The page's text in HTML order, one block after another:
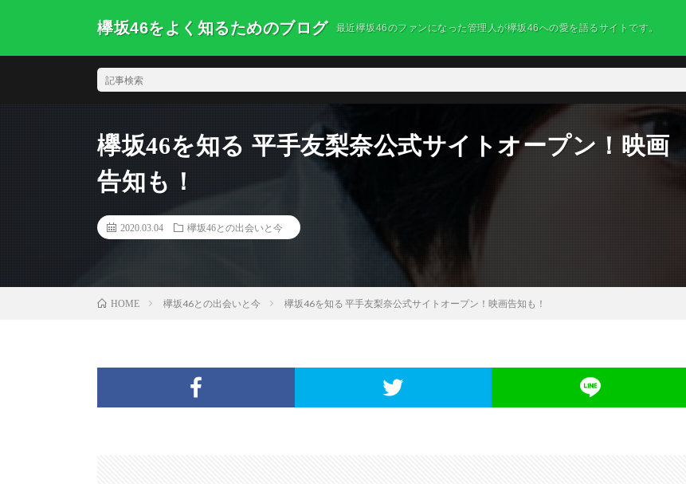
欅坂46をよく知るためのブログ 最近欅坂46のファンになった管理人が欅坂46への愛を語るサイトです。
欅坂46を知る 平手友梨奈公式サイトオープン！映画
告知も！
2020.03.04 欅坂46との出会いと今
HOME 欅坂46との出会いと今 欅坂46を知る 平手友梨奈公式サイトオープン！映画告知も！